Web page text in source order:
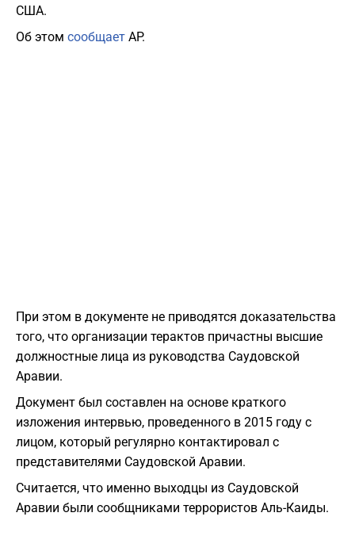
США.
Об этом сообщает AP.
При этом в документе не приводятся доказательства
того, что организации терактов причастны высшие
должностные лица из руководства Саудовской
Аравии.
Документ был составлен на основе краткого
изложения интервью, проведенного в 2015 году с
лицом, который регулярно контактировал с
представителями Саудовской Аравии.
Считается, что именно выходцы из Саудовской
Аравии были сообщниками террористов Аль-Каиды.